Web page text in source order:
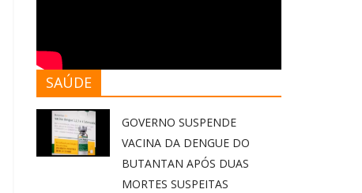
SAÚDE
GOVERNO SUSPENDE
VACINA DA DENGUE DO
BUTANTAN APÓS DUAS
MORTES SUSPEITAS